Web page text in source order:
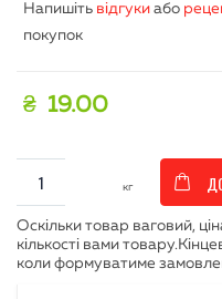
Напишіть відгуки або
покупок
₴ 19.00